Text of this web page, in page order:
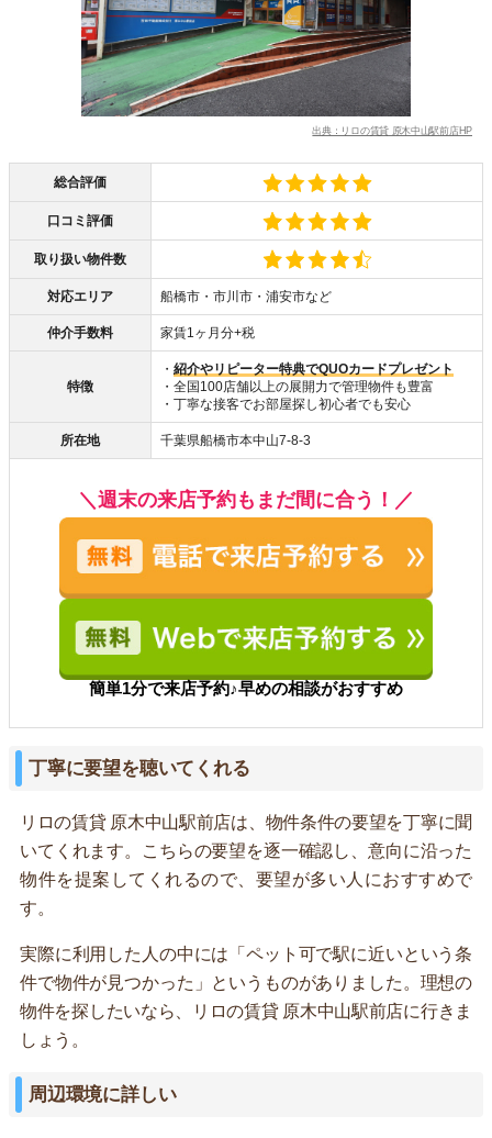
出典：リロの賃貸 原木中山駅前店HP
総合評価
口コミ評価
取り扱い物件数
対応エリア 船橋市・市川市・浦安市など
仲介手数料 家賃1ヶ月分+税
特徴
・ 紹介やリピーター特典でQUOカードプレゼント
・全国100店舗以上の展開力で管理物件も豊富
・丁寧な接客でお部屋探し初心者でも安心
所在地 千葉県船橋市本中山7-8-3
＼週末の来店予約もまだ間に合う！／
簡単1分で来店予約♪早めの相談がおすすめ
丁寧に要望を聴いてくれる
リロの賃貸 原木中山駅前店は、物件条件の要望を丁寧に聞
いてくれます。こちらの要望を逐一確認し、意向に沿った
物件を提案してくれるので、要望が多い人におすすめで
す。
実際に利用した人の中には「ペット可で駅に近いという条
件で物件が見つかった」というものがありました。理想の
物件を探したいなら、リロの賃貸 原木中山駅前店に行きま
しょう。
周辺環境に詳しい